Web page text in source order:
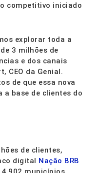
competitivo iniciado
explorar toda a
3 milhões de
e dos canais
CEO da Genial.
de que essa nova
base de clientes do
de clientes,
digital Nação BRB